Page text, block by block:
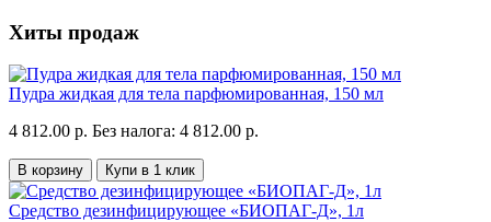
Хиты продаж
Пудра жидкая для тела парфюмированная, 150 мл
4 812.00 р. Без налога: 4 812.00 р.
В корзину Купи в 1 клик
Средство дезинфицирующее «БИОПАГ-Д», 1л